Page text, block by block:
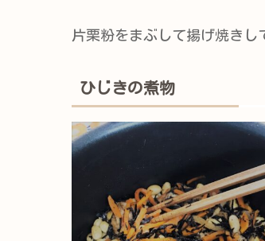
片栗粉をまぶして揚げ焼きし
ひじきの煮物